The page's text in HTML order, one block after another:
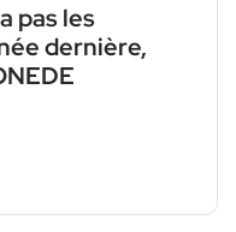
pas les
dernière,